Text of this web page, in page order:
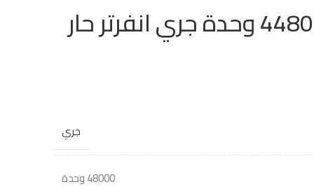
مكيف دولاب 44800 وحدة جري انفرتر حار
جري
48000 وحدة